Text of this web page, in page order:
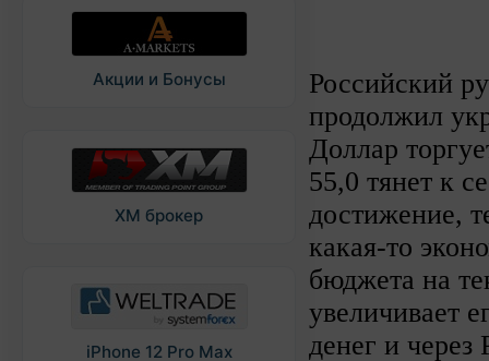
Акции и Бонусы
XM брокер
iPhone 12 Pro Max
Российский
продолжил
Доллар
55,0 тянет к
достижение,
какая-то
бюджета на
увеличивает
денег и